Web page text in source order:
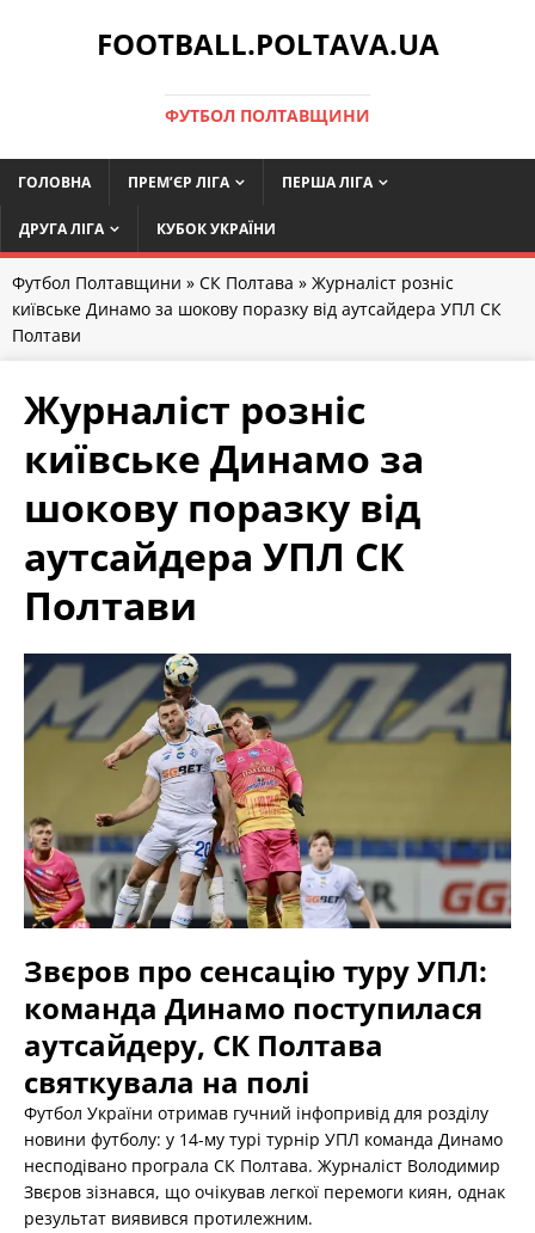
FOOTBALL.POLTAVA.UA
ФУТБОЛ ПОЛТАВЩИНИ
ГОЛОВНА ПРЕМ’ЄР ЛІГА ПЕРША ЛІГА
ДРУГА ЛІГА КУБОК УКРАЇНИ
Футбол Полтавщини » СК Полтава » Журналіст розніс
київське Динамо за шокову поразку від аутсайдера УПЛ СК
Полтави
Журналіст розніс
київське Динамо за
шокову поразку від
аутсайдера УПЛ СК
Полтави
Звєров про сенсацію туру УПЛ:
команда Динамо поступилася
аутсайдеру, СК Полтава
святкувала на полі
Футбол України отримав гучний інфопривід для розділу
новини футболу: у 14-му турі турнір УПЛ команда Динамо
несподівано програла СК Полтава. Журналіст Володимир
Звєров зізнався, що очікував легкої перемоги киян, однак
результат виявився протилежним.